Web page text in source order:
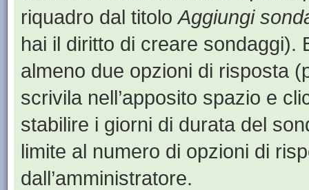
riquadro dal titoloAggiungi
hai il diritto di creare sondaggi).
almeno due opzioni di risposta
scrivila nell’apposito spazio e
stabilire i giorni di durata del
limite al numero di opzioni di
dall’amministratore.